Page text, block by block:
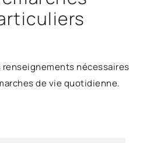
nécessaires
de vie quotidienne.